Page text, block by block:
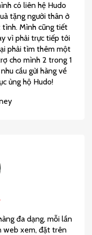
có liên hệ Hudo
tặng người thân ở
Mình cũng tiết
vì phải trực tiếp tới
phải tìm thêm một
cho mình 2 trong 1
cầu gửi hàng về
ủng hộ Hudo!
đa dạng, mỗi lần
web xem, đặt trên